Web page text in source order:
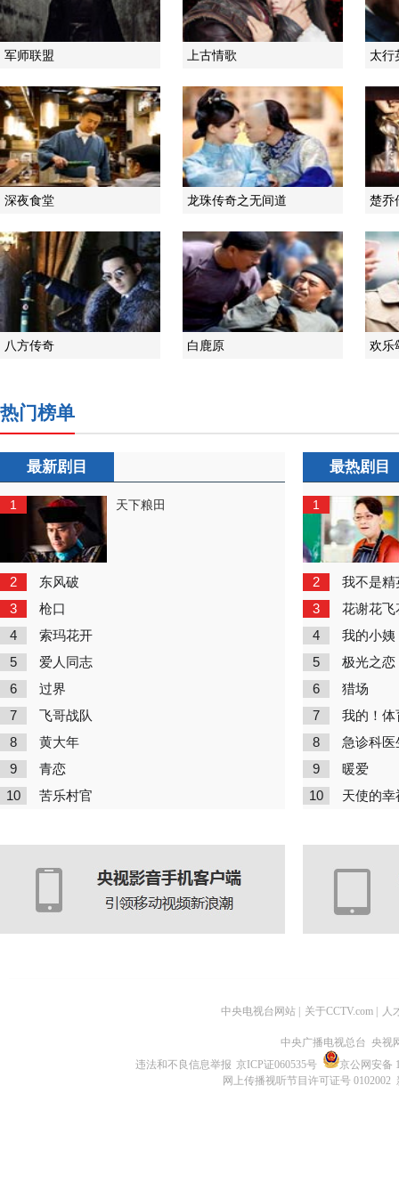
军师联盟 上古情歌 太行
深夜食堂 龙珠传奇之无间道 楚乔
八方传奇 白鹿原 欢乐
热门榜单
最新剧目
1 天下粮田
2 东风破
3 枪口
4 索玛花开
5 爱人同志
6 过界
7 飞哥战队
8 黄大年
9 青恋
10 苦乐村官
最热剧目
1
2 我不是精
3 花谢花飞
4 我的小姨
5 极光之恋
6 猎场
7 我的！体
8 急诊科医
9 暖爱
10 天使的幸
中央电视台网站 关于CCTV.com 人
中央广播电视总台 央视
违法和不良信息举报 京ICP证060535号
京公网安备
网上传播视听节目许可证号 0102002